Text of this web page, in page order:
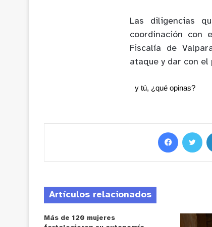
Las diligencias
coordinación con
Fiscalía de
ataque y dar con el
y tú, ¿qué opinas?
Artículos relacionados
Más de 120 mujeres